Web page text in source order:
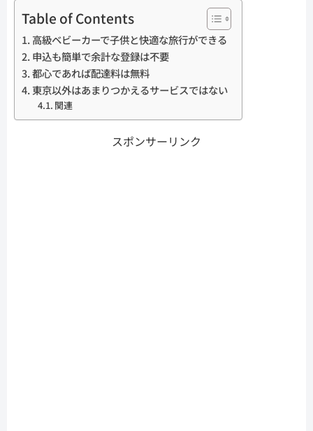
Table of Contents
高級ベビーカーで子供と快適な旅行ができる
申込も簡単で余計な登録は不要
都心であれば配達料は無料
東京以外はあまりつかえるサービスではない
関連
スポンサーリンク